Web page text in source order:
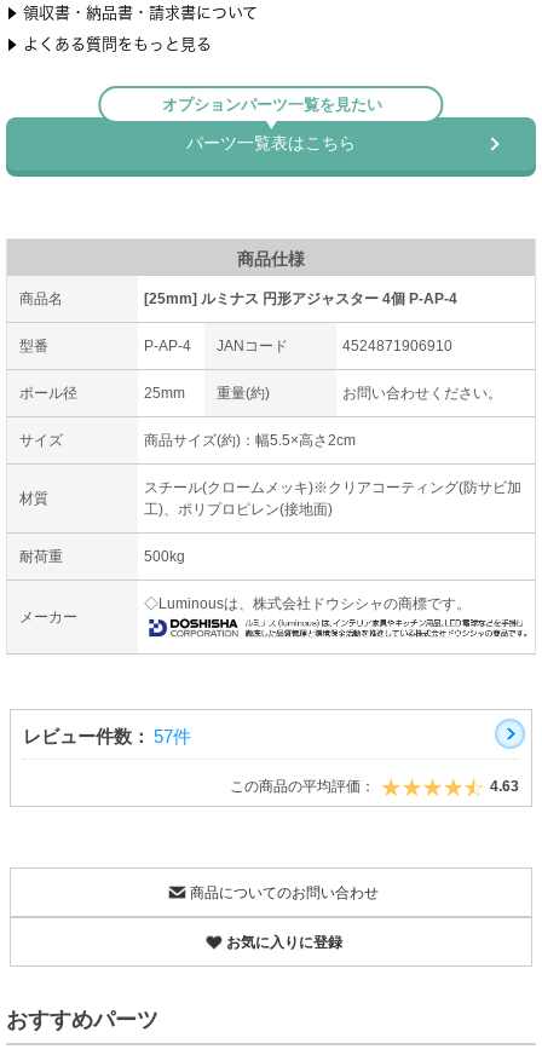
商品仕様
商品名 [25mm] ルミナス 円形アジャスター 4個 P-AP-4
型番 P-AP-4 JANコード 4524871906910
ポール径 25mm 重量(約) お問い合わせください。
サイズ 商品サイズ(約)：幅5.5×高さ2cm
材質
スチール(クロームメッキ)※クリアコーティング(防サビ加
工)、ポリプロピレン(接地面)
耐荷重 500kg
メーカー
◇Luminousは、株式会社ドウシシャの商標です。
レビュー件数： 57件
この商品の平均評価： 4.63
商品についてのお問い合わせ
お気に入りに登録
おすすめパーツ